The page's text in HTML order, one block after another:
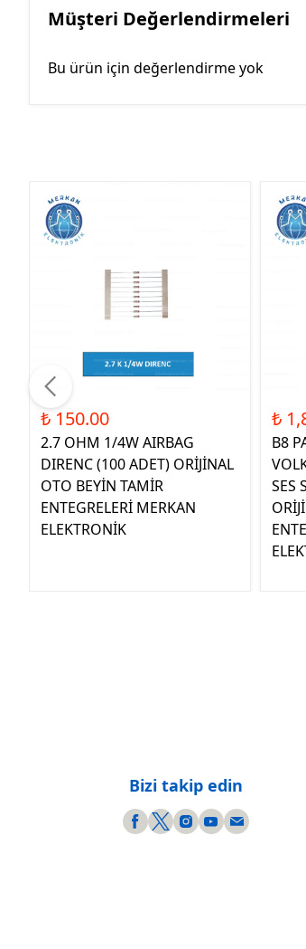
Müşteri Değerlendirmeleri
Bu ürün için değerlendirme yok
₺ 150.00
2.7 OHM 1/4W AIRBAG
DIRENC (100 ADET) ORİJİNAL
OTO BEYİN TAMİR
ENTEGRELERİ MERKAN
ELEKTRONİK
₺
B8
SES
Bizi takip edin